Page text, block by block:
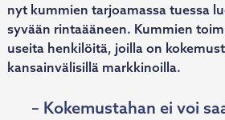
nyt kummien tarjoamassa tuessa
syvään rintaääneen. Kummien
useita henkilöitä, joilla on
kansainvälisillä markkinoilla.
– Kokemustahan ei voi